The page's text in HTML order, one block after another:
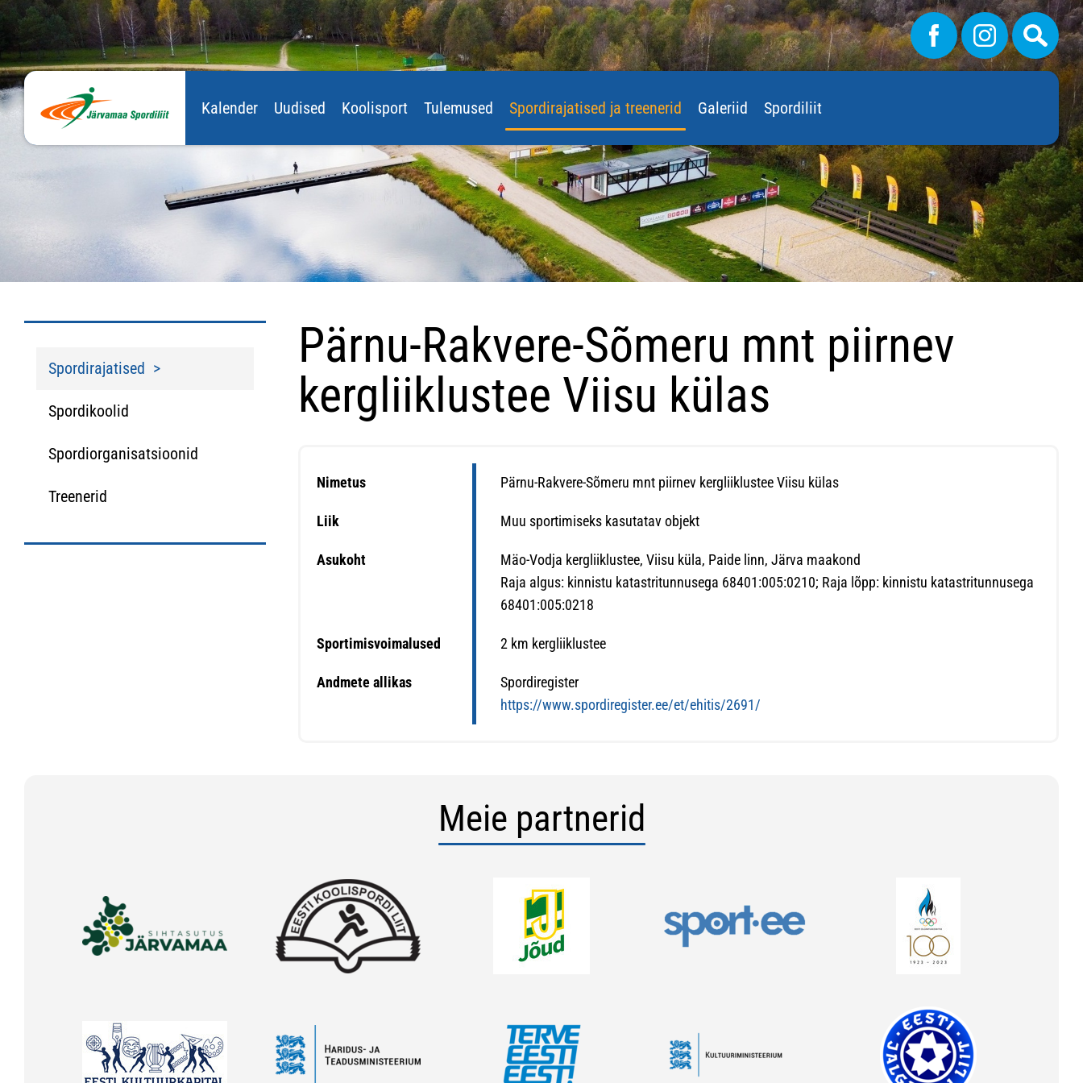
Kalender Uudised Koolisport Tulemused Spordirajatised ja treenerid Galeriid Spordiliit
Spordirajatised
Spordikoolid
Spordiorganisatsioonid
Treenerid
Pärnu-Rakvere-Sõmeru mnt piirnev
kergliiklustee Viisu külas
Nimetus Pärnu-Rakvere-Sõmeru mnt piirnev kergliiklustee Viisu külas
Liik Muu sportimiseks kasutatav objekt
Asukoht
Mäo-Vodja kergliiklustee, Viisu küla, Paide linn, Järva maakond
Raja algus: kinnistu katastritunnusega 68401:005:0210; Raja lõpp: kinnistu katastritunnusega
68401:005:0218
Sportimisvoimalused 2 km kergliiklustee
Andmete allikas
Spordiregister
https://www.spordiregister.ee/et/ehitis/2691/
Meie partnerid